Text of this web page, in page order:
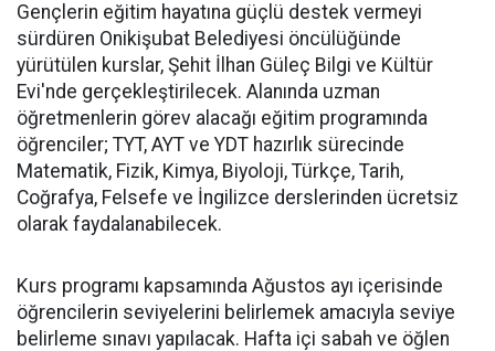
Gençlerin eğitim hayatına güçlü destek vermeyi
sürdüren Onikişubat Belediyesi öncülüğünde
yürütülen kurslar, Şehit İlhan Güleç Bilgi ve Kültür
Evi'nde gerçekleştirilecek. Alanında uzman
öğretmenlerin görev alacağı eğitim programında
öğrenciler; TYT, AYT ve YDT hazırlık sürecinde
Matematik, Fizik, Kimya, Biyoloji, Türkçe, Tarih,
Coğrafya, Felsefe ve İngilizce derslerinden ücretsiz
olarak faydalanabilecek.
Kurs programı kapsamında Ağustos ayı içerisinde
öğrencilerin seviyelerini belirlemek amacıyla seviye
belirleme sınavı yapılacak. Hafta içi sabah ve öğlen